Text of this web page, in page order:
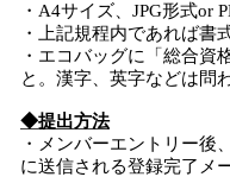
・A4サイズ、JPG形式or
・上記規程内であれば書
・エコバッグに「総合資
と。漢字、英字などは問
◆提出方法
・メンバーエントリー後
に送信される登録完了メ